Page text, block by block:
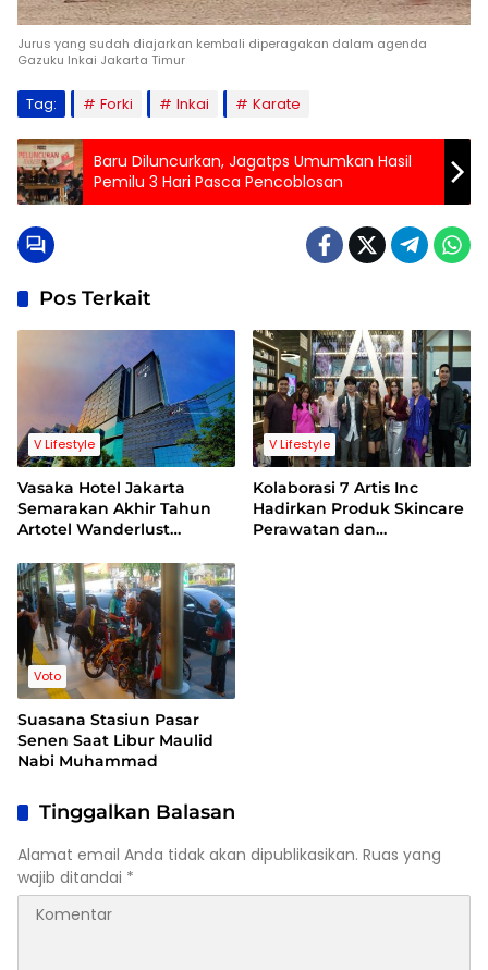
Jurus yang sudah diajarkan kembali diperagakan dalam agenda
Gazuku Inkai Jakarta Timur
Tag: Forki Inkai Karate
Baru Diluncurkan, Jagatps Umumkan Hasil
Pemilu 3 Hari Pasca Pencoblosan
Pos Terkait
V Lifestyle
Vasaka Hotel Jakarta
Semarakan Akhir Tahun
Artotel Wanderlust
Tahun
V Lifestyle
Kolaborasi 7 Artis Inc
Hadirkan Produk Skincare
Perawatan dan
Voto
Suasana Stasiun Pasar
Senen Saat Libur Maulid
Nabi Muhammad
Tinggalkan Balasan
Alamat email Anda tidak akan dipublikasikan. Ruas yang
wajib ditandai *